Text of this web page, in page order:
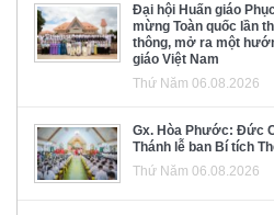
Đại hội Huấn giáo
mừng Toàn quốc lần
thông, mở ra một
giáo Việt Nam
Thứ Năm 06.08.2026
Gx. Hòa Phước: Đức
Thánh lễ ban Bí tích
Thứ Năm 06.08.2026